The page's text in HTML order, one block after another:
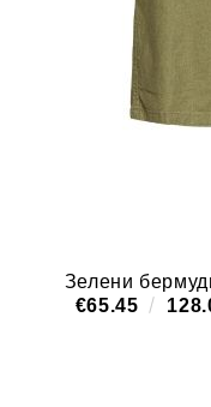
Зелени
€65.45